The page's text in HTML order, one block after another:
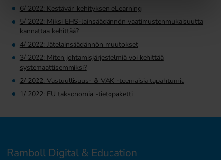
6/ 2022: Kestävän kehityksen eLearning
5/ 2022: Miksi EHS-lainsäädännön vaatimustenmukaisuutta
kannattaa kehittää?
4/ 2022: Jätelainsäädännön muutokset
3/ 2022: Miten johtamisjärjestelmiä voi kehittää
systemaattisemmiksi?
2/ 2022: Vastuullisuus- & VAK -teemaisia tapahtumia
1/ 2022: EU taksonomia -tietopaketti
Ramboll Digital & Education